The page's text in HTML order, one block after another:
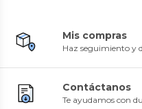
Mis compras
Haz seguimiento y
Contáctanos
Te ayudamos con